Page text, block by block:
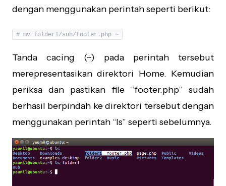
dengan menggunakan perintah seperti berikut:
# mv folder1/sub/footer.php ~
Tanda cacing (~) pada perintah tersebut
merepresentasikan direktori Home. Kemudian
periksa dan pastikan file “footer.php” sudah
berhasil berpindah ke direktori tersebut dengan
menggunakan perintah “ls” seperti sebelumnya.